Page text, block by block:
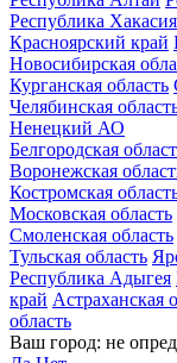
Республика Хакасия
Красноярский край
Новосибирская
Курганская область
Челябинская
Ненецкий АО
Белгородская
Воронежская
Костромская
Московская область
Смоленская область
Тульская область
Республика Адыгея
край Астраханская
область
Ваш город: не